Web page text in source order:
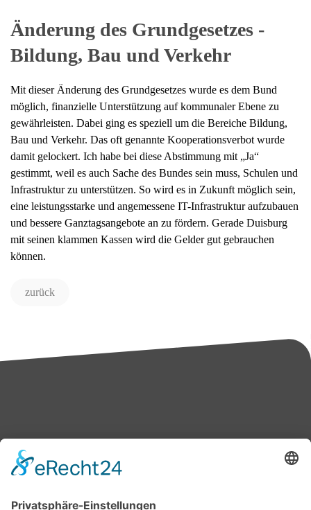
Änderung des Grundgesetzes -
Bildung, Bau und Verkehr
Mit dieser Änderung des Grundgesetzes wurde es dem Bund
möglich, finanzielle Unterstützung auf kommunaler Ebene zu
gewährleisten. Dabei ging es speziell um die Bereiche Bildung,
Bau und Verkehr. Das oft genannte Kooperationsverbot wurde
damit gelockert. Ich habe bei diese Abstimmung mit „Ja“
gestimmt, weil es auch Sache des Bundes sein muss, Schulen und
Infrastruktur zu unterstützen. So wird es in Zukunft möglich sein,
eine leistungsstarke und angemessene IT-Infrastruktur aufzubauen
und bessere Ganztagsangebote an zu fördern. Gerade Duisburg
mit seinen klammen Kassen wird die Gelder gut gebrauchen
können.
zurück
Bärbel Bas